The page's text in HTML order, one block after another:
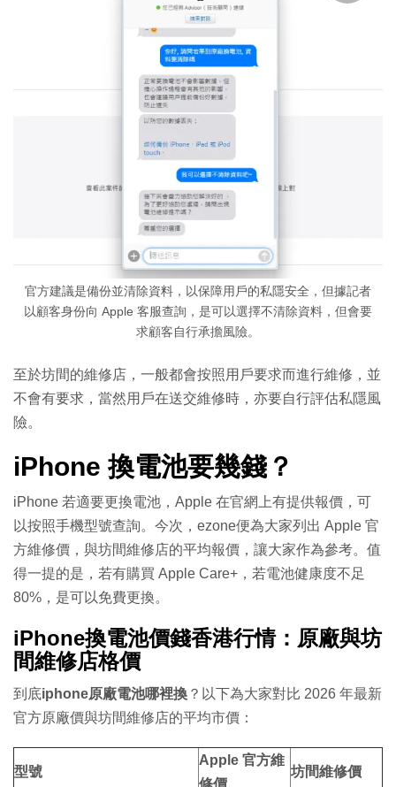
官方建議是備份並清除資料，以保障用戶的私隱安全，但據記者
以顧客身份向 Apple 客服查詢，是可以選擇不清除資料，但會要
求顧客自行承擔風險。
至於坊間的維修店，一般都會按照用戶要求而進行維修，並
不會有要求，當然用戶在送交維修時，亦要自行評估私隱風
險。
iPhone 換電池要幾錢？
iPhone 若適要更換電池，Apple 在官網上有提供報價，可
以按照手機型號查詢。今次，ezone便為大家列出 Apple 官
方維修價，與坊間維修店的平均報價，讓大家作為參考。值
得一提的是，若有購買 Apple Care+，若電池健康度不足
80%，是可以免費更換。
iPhone換電池價錢香港行情：原廠與坊
間維修店格價
到底iphone原廠電池哪裡換 ？以下為大家對比 2026 年最新
官方原廠價與坊間維修店的平均市價：
型號
Apple 官方維
修價
坊間維修價